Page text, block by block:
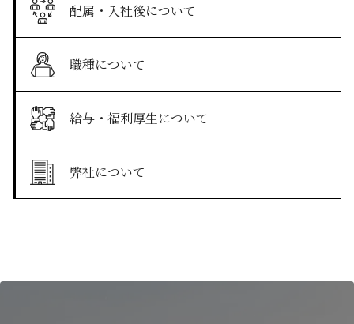
配属・入社後について
職種について
給与・福利厚生について
弊社について